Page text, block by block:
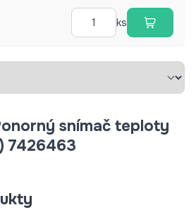
ks
snímač teploty
7426463